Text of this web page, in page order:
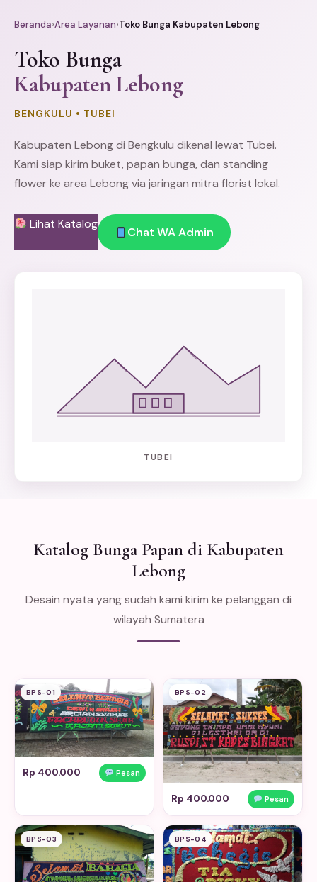
Beranda›Area Layanan›Toko Bunga Kabupaten Lebong
Toko Bunga
Kabupaten Lebong
BENGKULU • TUBEI
Kabupaten Lebong di Bengkulu dikenal lewat Tubei.
Kami siap kirim buket, papan bunga, dan standing
flowerke area Lebong via jaringan mitra florist lokal.
Lihat Katalog
Chat WA Admin
TUBEI
Katalog Bunga Papan di Kabupaten
Lebong
Desain nyata yang sudah kami kirim ke pelanggan di
wilayah Sumatera
BPS-01
Rp 400.000 Pesan
BPS-02
Rp 400.000 Pesan
BPS-03 BPS-04